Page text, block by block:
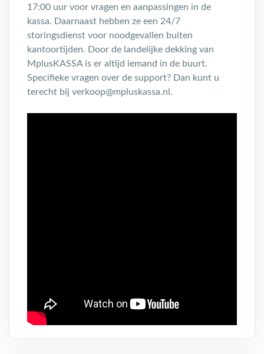
17:00 uur voor vragen en aanpassingen in de
kassa. Daarnaast hebben ze een 24/7
storingsdienst voor noodgevallen buiten
kantoortijden. Door de landelijke dekking van
MplusKASSA is er altijd iemand in de buurt.
Specifieke vragen over de support? Dan kunt u
terecht bij verkoop@mpluskassa.nl.